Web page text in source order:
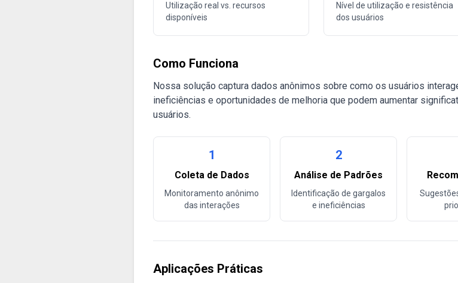
Utilização real vs. recursos
disponíveis
Nível de utilização e resistência
dos usuários
Como Funciona
Nossa solução captura dados anônimos sobre como os usuários
ineficiências e oportunidades de melhoria que podem aumentar
usuários.
1
Coleta de Dados
Monitoramento anônimo
das interações
2
Análise de Padrões
Identificação de gargalos
e ineficiências
Aplicações Práticas